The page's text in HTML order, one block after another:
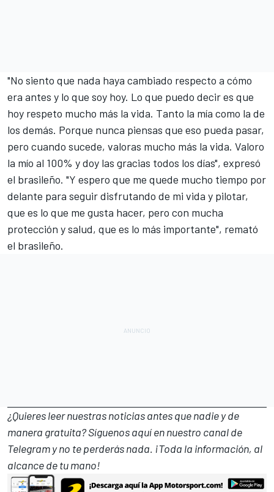
"No siento que nada haya cambiado respecto a cómo
era antes y lo que soy hoy. Lo que puedo decir es que
hoy respeto mucho más la vida. Tanto la mía como la de
los demás. Porque nunca piensas que eso pueda pasar,
pero cuando sucede, valoras mucho más la vida. Valoro
la mío al 100% y doy las gracias todos los días", expresó
el brasileño. "Y espero que me quede mucho tiempo por
delante para seguir disfrutando de mi vida y pilotar,
que es lo que me gusta hacer, pero con mucha
protección y salud, que es lo más importante", remató
el brasileño.
¿Quieres leer nuestras noticias antes que nadie y de
manera gratuita? Síguenosaquí en nuestro canal de
Telegramy no te perderás nada. ¡Toda la información, al
alcance de tu mano!